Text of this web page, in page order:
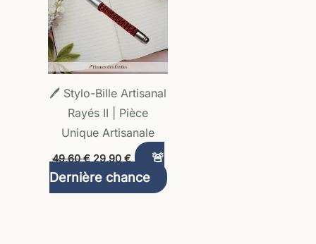
🖊️ Stylo-Bille Artisanal
Rayés II | Pièce
Unique Artisanale
49,60€ 29,90 €
🚨
Dernière chance